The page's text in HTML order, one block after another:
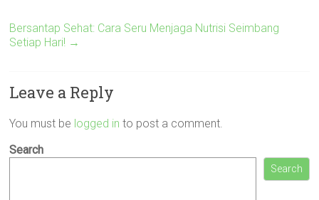
Bersantap Sehat: Cara Seru Menjaga Nutrisi Seimbang
Setiap Hari! →
Leave a Reply
You must be logged in to post a comment.
Search
Search